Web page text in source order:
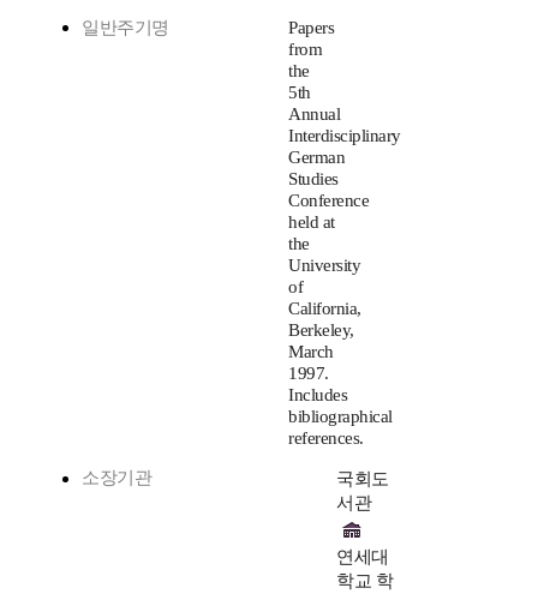
일반주기명
Papers
from
the
5th
Annual
Interdisciplinary
German
Studies
Conference
held at
the
University
of
California,
Berkeley,
March
1997.
Includes
bibliographical
references.
소장기관
국회도
서관
연세대
학교 학